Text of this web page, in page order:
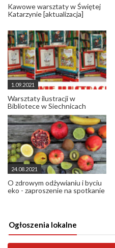
Kawowe warsztaty w Świętej
Katarzynie [aktualizacja]
1.09.2021
Warsztaty ilustracji w
Bibliotece w Siechnicach
24.08.2021
O zdrowym odżywianiu i byciu
eko - zaproszenie na spotkanie
Ogłoszenia lokalne